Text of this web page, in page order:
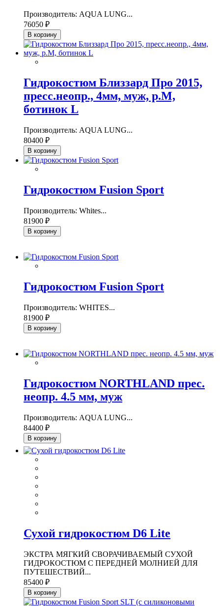
Производитель: AQUA LUNG...
76050 ₽
В корзину
Гидрокостюм Близзард Про 2015,
пресс.неопр., 4мм, муж, р.М,
ботинок L
Производитель: AQUA LUNG...
80400 ₽
В корзину
Гидрокостюм Fusion Sport
Производитель: Whites...
81900 ₽
В корзину
Гидрокостюм Fusion Sport
Производитель: WHITES...
81900 ₽
В корзину
Гидрокостюм NORTHLAND прес.
неопр. 4.5 мм, муж
Производитель: AQUA LUNG...
84400 ₽
В корзину
Сухой гидрокостюм D6 Lite
ЭКСТРА МЯГКИЙ СВОРАЧИВАЕМЫЙ СУХОЙ
ГИДРОКОСТЮМ С ПЕРЕДНЕЙ МОЛНИЕЙ ДЛЯ
ПУТЕШЕСТВИЙ...
85400 ₽
В корзину